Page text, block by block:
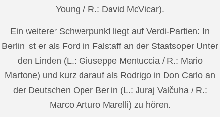
Young / R.: David McVicar).
Ein weiterer Schwerpunkt liegt auf Verdi-Partien: In
Berlin ist er als Ford in Falstaff an der Staatsoper Unter
den Linden (L.: Giuseppe Mentuccia / R.: Mario
Martone) und kurz darauf als Rodrigo in Don Carlo an
der Deutschen Oper Berlin (L.: Juraj Valčuha / R.:
Marco Arturo Marelli) zu hören.